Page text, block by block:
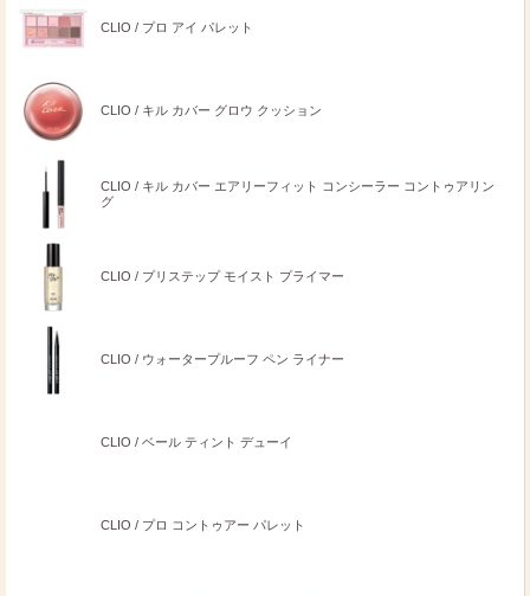
CLIO / プロ アイ パレット
CLIO / キル カバー グロウ クッション
CLIO / キル カバー エアリーフィット コンシーラー コントゥアリン
グ
CLIO / プリステップ モイスト プライマー
CLIO / ウォータープルーフ ペン ライナー
CLIO / ベール ティント デューイ
CLIO / プロ コントゥアー パレット